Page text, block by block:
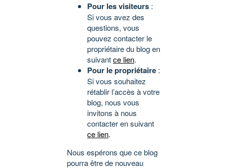
Pour les visiteurs :
Si vous avez des
questions, vous
pouvez contacter le
propriétaire du blog en
suivantce lien.
Pour le propriétaire :
Si vous souhaitez
rétablir l’accès à votre
blog, nous vous
invitons à nous
contacter en suivant
ce lien.
Nous espérons que ce blog
pourra être de nouveau